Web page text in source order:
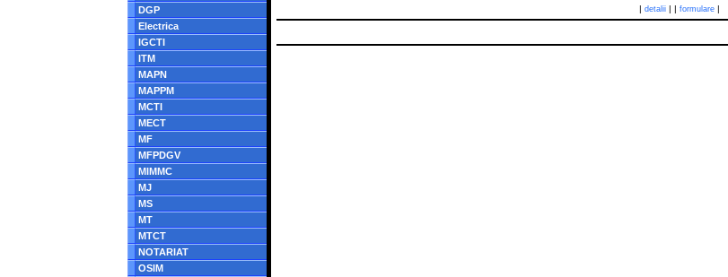
DGP
Electrica
IGCTI
ITM
MAPN
MAPPM
MCTI
MECT
MF
MFPDGV
MIMMC
MJ
MS
MT
MTCT
NOTARIAT
OSIM
| detalii | | formulare |